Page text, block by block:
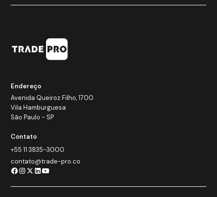
Endereço
Avenida Queiroz Filho, 1700
Vila Hamburguesa
São Paulo - SP
Contato
+55 11 3835-3000
contato@trade-pro.co